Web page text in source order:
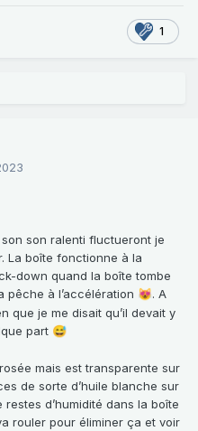
1
son ralenti fluctueront je
La boîte fonctionne à la
down quand la boîte tombe
pêche à l’accélération 😻. A
que je me disait qu’il devait y
part 😅
mais est transparente sur
de sorte d’huile blanche sur
d’humidité dans la boîte
rouler pour éliminer ça et voir